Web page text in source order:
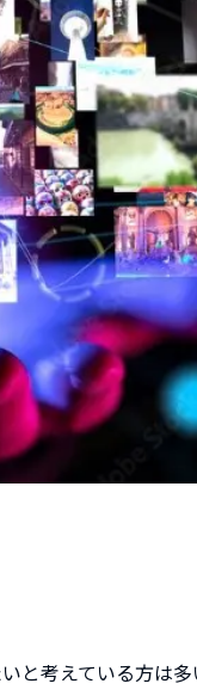
考えている方は多